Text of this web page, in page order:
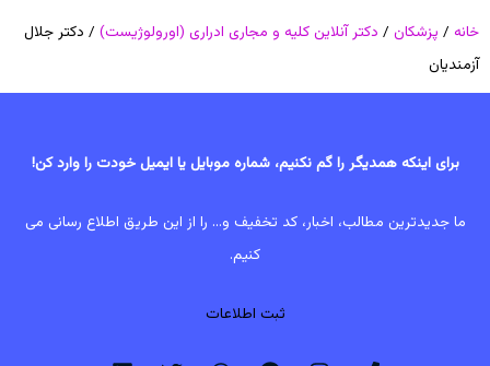
خانه / پزشکان / دکتر آنلاین کلیه و مجاری ادراری (اورولوژیست) / دکتر جلال
آزمندیان
برای اینکه همدیگر را گم نکنیم، شماره موبایل یا ایمیل خودت را وارد کن!
ما جدیدترین مطالب، اخبار، کد تخفیف و... را از این طریق اطلاع رسانی می
کنیم.
ثبت اطلاعات